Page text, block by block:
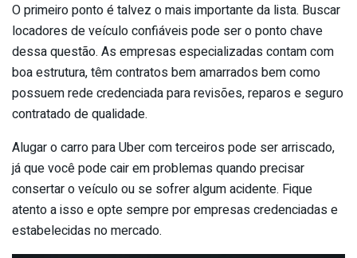
O primeiro ponto é talvez o mais importante da lista. Buscar
locadores de veículo confiáveis pode ser o ponto chave
dessa questão. As empresas especializadas contam com
boa estrutura, têm contratos bem amarrados bem como
possuem rede credenciada para revisões, reparos e seguro
contratado de qualidade.
Alugar o carro para Uber com terceiros pode ser arriscado,
já que você pode cair em problemas quando precisar
consertar o veículo ou se sofrer algum acidente. Fique
atento a isso e opte sempre por empresas credenciadas e
estabelecidas no mercado.